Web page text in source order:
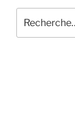
pour
: